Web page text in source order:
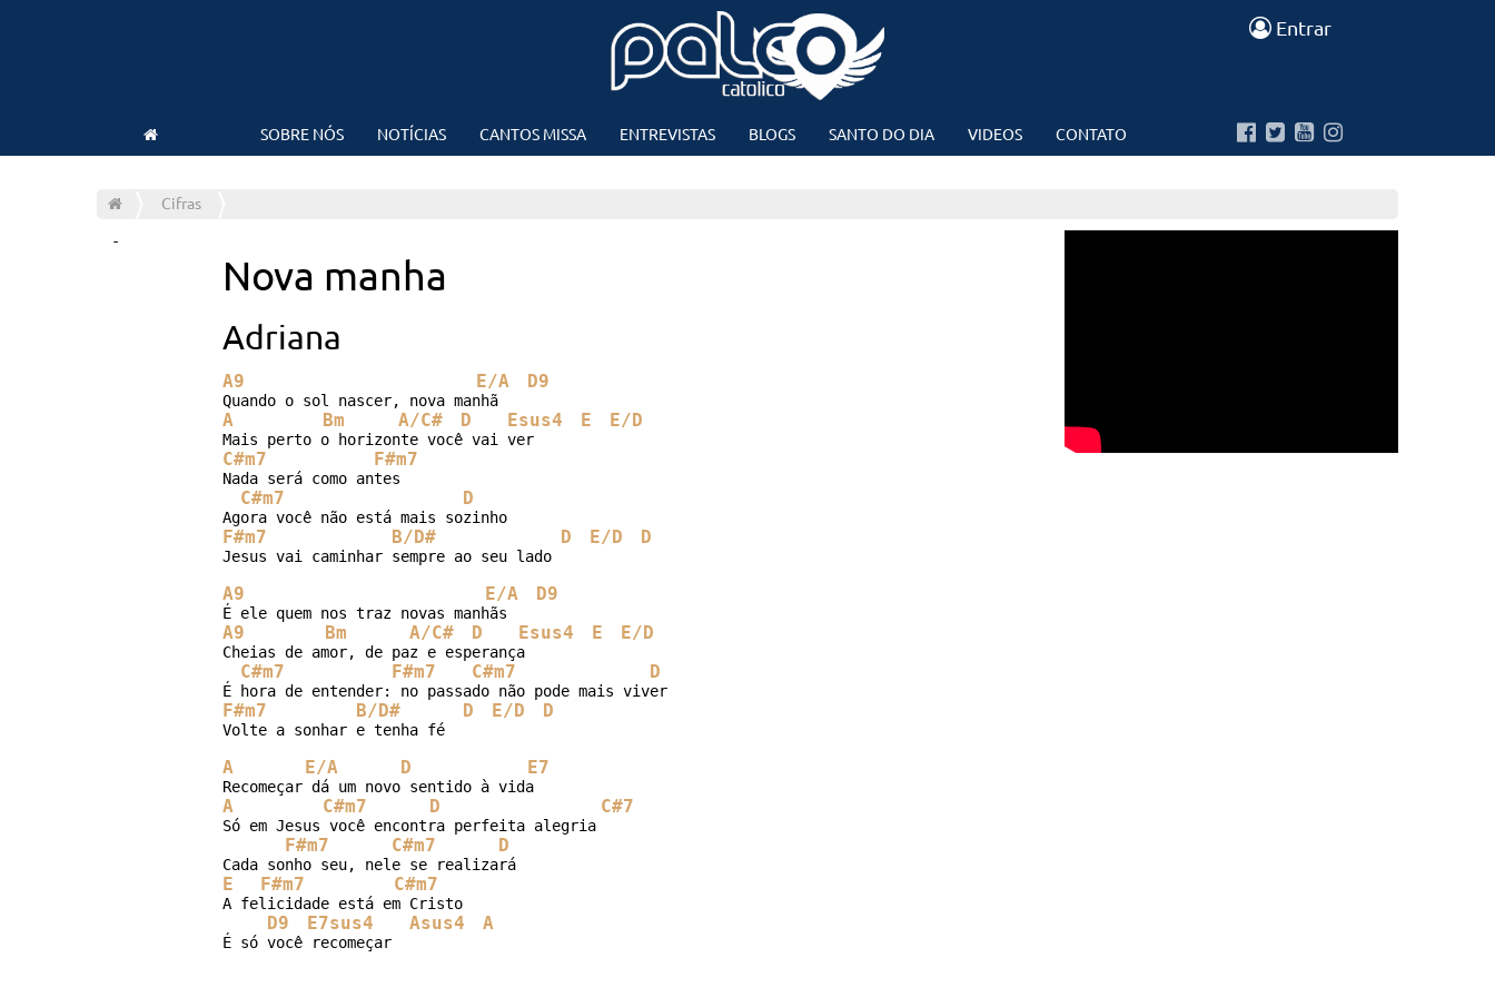
Entrar
SOBRE NÓS NOTÍCIAS CANTOS MISSA ENTREVISTAS BLOGS SANTO DO DIA VIDEOS CONTATO
Cifras
-
Nova manha
Adriana
A9 E/A D9
Quando o sol nascer, nova manhã
A Bm A/C# D Esus4 E E/D
Mais perto o horizonte você vai ver
C#m7 F#m7
Nada será como antes
C#m7 D
Agora você não está mais sozinho
F#m7 B/D# D E/D D
Jesus vai caminhar sempre ao seu lado
A9 E/A D9
A9 Bm A/C# D Esus4 E E/D
Cheias de amor, de paz e esperança
C#m7 F#m7 C#m7 D
É hora de entender: no passado não pode mais viver
F#m7 B/D# D E/D D
Volte a sonhar e tenha fé
A E/A D E7
Recomeçar dá um novo sentido à vida
A C#m7 D C#7
Só em Jesus você encontra perfeita alegria
F#m7 C#m7 D
Cada sonho seu, nele se realizará
E F#m7 C#m7
A felicidade está em Cristo
D9 E7sus4 Asus4 A
É só você recomeçar